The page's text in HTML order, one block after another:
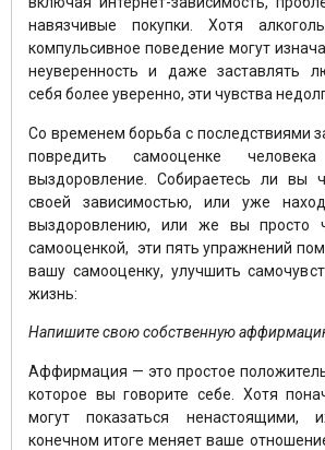
навязчивые покупки. Хотя
компульсивное поведение могут
неуверенность и даже заставлять
себя более уверенно, эти чувства
Со временем борьба с последствиями
повредить самооценке
выздоровление. Собираетесь ли вы
своей зависимостью, или уже
выздоровлению, или же вы просто
самооценкой, эти пять упражнений
вашу самооценку, улучшить
жизнь:
Напишите свою собственную
Аффирмация — это простое
которое вы говорите себе. Хотя
могут показаться ненастоящими,
конечном итоге меняет ваше